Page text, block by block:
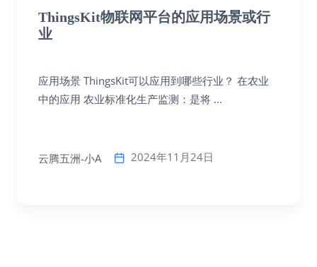
ThingsKit物联网平台的应用场景或行
业
应用场景 ThingsKit可以应用到哪些行业？ 在农业
中的应用 农业标准化生产监测：是将 ...
云腾五洲-小A 2024年11月24日